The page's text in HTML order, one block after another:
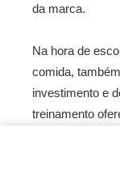
da marca.
Na hora de
comida,
investimento e
treinamento